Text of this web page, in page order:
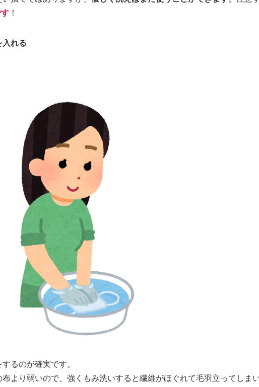
！
入れる
るのが確実です。
より弱いので、強くもみ洗いすると繊維がほぐれて毛羽立ってしま